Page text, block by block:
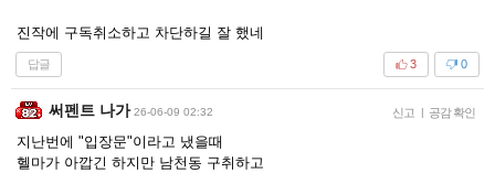
진작에 구독취소하고 차단하길 잘 했네
답글 0
3
써펜트 나가 26-06-09 02:32 신고 | 공감 확인
지난번에 "입장문"이라고 냈을때
헬마가 아깝긴 하지만 남천동 구취하고